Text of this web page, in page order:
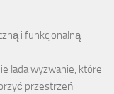
i funkcjonalną
lada wyzwanie, które
przestrzeń